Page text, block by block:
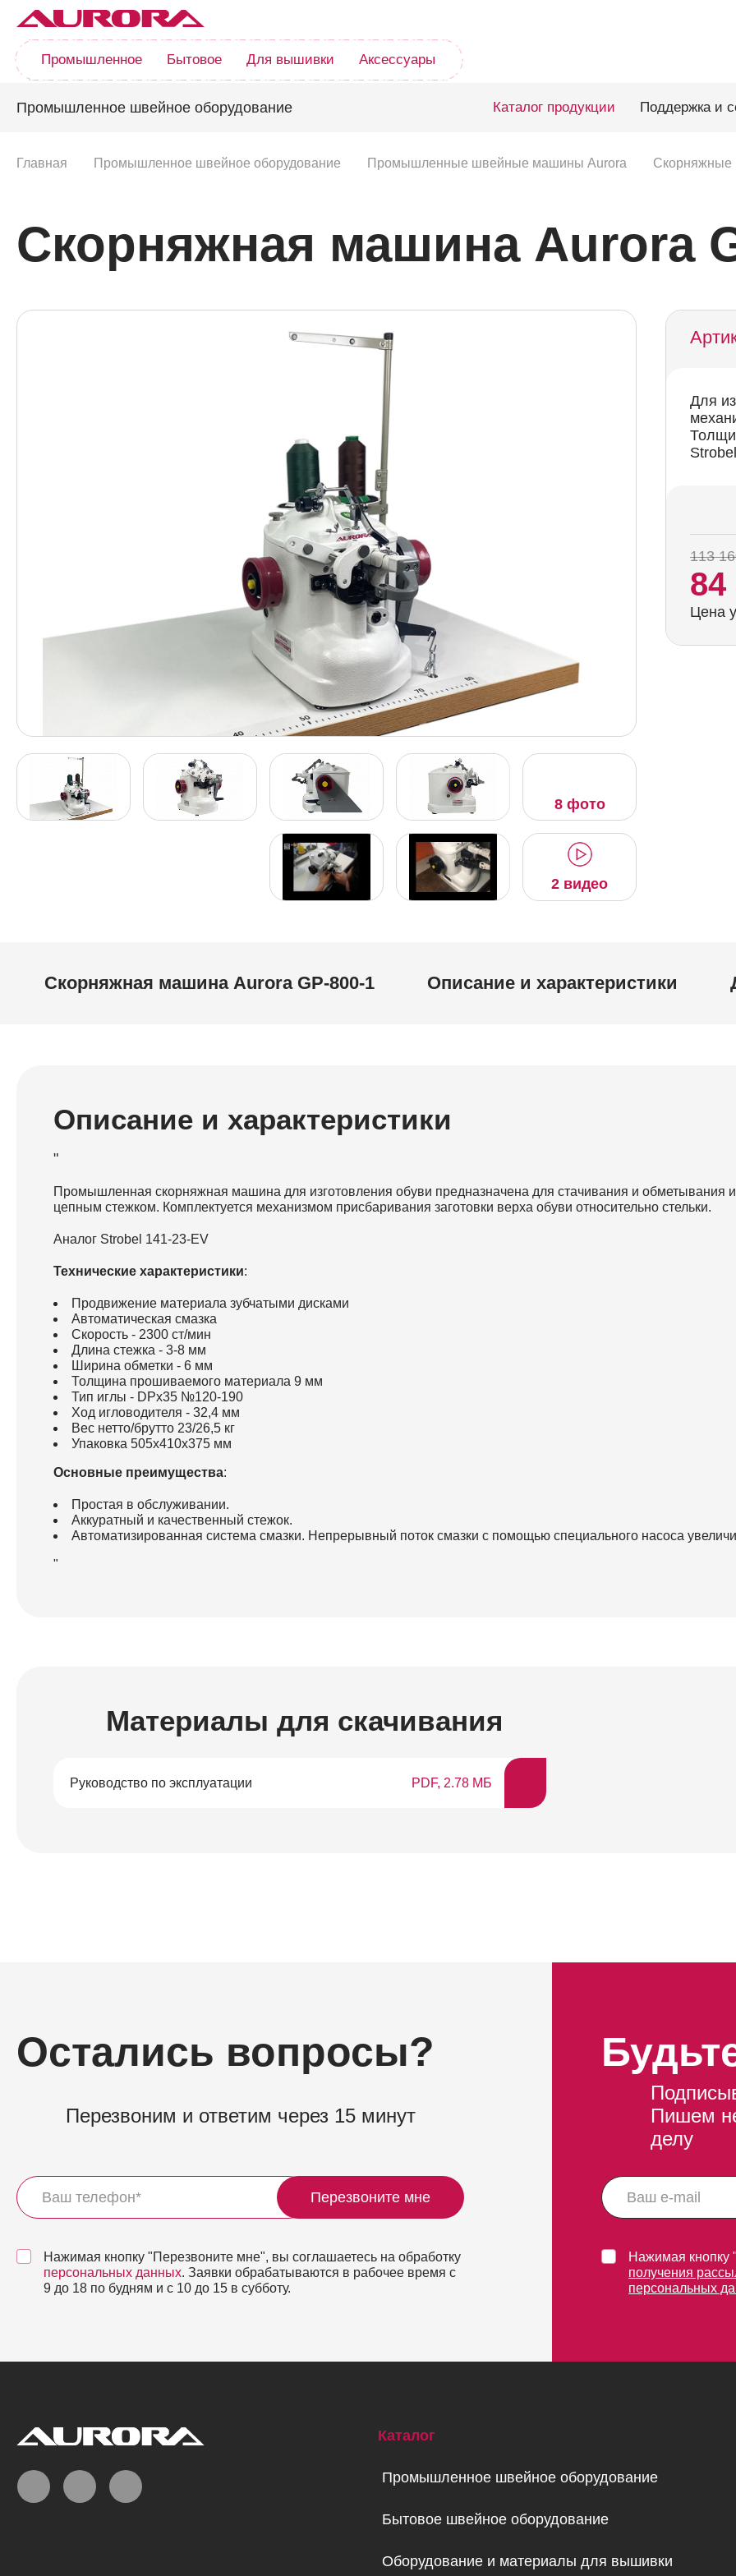
Промышленное Бытовое Для вышивки Аксессуары
Промышленное швейное оборудование Каталог продукции Поддержка и
Главная Промышленное швейное оборудование Промышленные швейные машины Aurora Скорняжные
Скорняжная машина Aurora
8 фото
2 видео
Для
113
84
Цена
Скорняжная машина Aurora GP-800-1 Описание и характеристики
Описание и характеристики
"
Промышленная скорняжная машина для изготовления обуви предназначена для стачивания и обметывания
цепным стежком. Комплектуется механизмом присбаривания заготовки верха обуви относительно стельки.
Аналог Strobel 141-23-EV
Технические характеристики:
Продвижение материала зубчатыми дисками
Автоматическая смазка
Скорость - 2300 ст/мин
Длина стежка - 3-8 мм
Ширина обметки - 6 мм
Толщина прошиваемого материала 9 мм
Тип иглы - DPx35 №120-190
Ход игловодителя - 32,4 мм
Вес нетто/брутто 23/26,5 кг
Упаковка 505х410х375 мм
Основные преимущества:
Простая в обслуживании.
Аккуратный и качественный стежок.
Автоматизированная система смазки. Непрерывный поток смазки с помощью специального насоса
"
Материалы для скачивания
Руководство по эксплуатации PDF, 2.78 МБ
Остались вопросы?
Перезвоним и ответим через 15 минут
Перезвоните мне
Нажимая кнопку "Перезвоните мне", вы соглашаетесь на обработку
персональных данных. Заявки обрабатываются в рабочее время с
9 до 18 по будням и с 10 до 15 в субботу.
Пишем
делу
Нажимая кнопку
получения
персональных
Каталог
Промышленное швейное оборудование
Бытовое швейное оборудование
Оборудование и материалы для вышивки